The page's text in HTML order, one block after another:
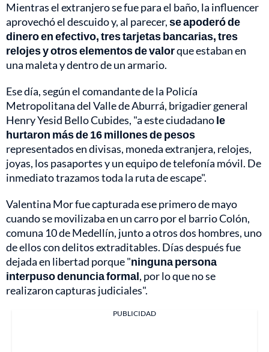
Mientras el extranjero se fue para el baño, la influencer
aprovechó el descuido y, al parecer,se apoderó de
dinero en efectivo, tres tarjetas bancarias, tres
relojes y otros elementos de valorque estaban en
una maleta y dentro de un armario.
Ese día, según el comandante de la Policía
Metropolitana del Valle de Aburrá, brigadier general
Henry Yesid Bello Cubides, "a este ciudadanole
hurtaron más de 16 millones de pesos
representados en divisas, moneda extranjera, relojes,
joyas, los pasaportes y un equipo de telefonía móvil. De
inmediato trazamos toda la ruta de escape".
Valentina Mor fue capturada ese primero de mayo
cuando se movilizaba en un carro por el barrio Colón,
comuna 10 de Medellín, junto a otros dos hombres, uno
de ellos con delitos extraditables. Días después fue
dejada en libertad porque "ninguna persona
interpuso denuncia formal, por lo que no se
realizaron capturas judiciales".
PUBLICIDAD